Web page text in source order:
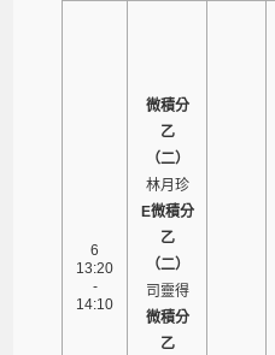
6
13:20
-
14:10
微積分
乙
（二）
林月珍
E微積分
乙
（二）
司靈得
微積分
乙